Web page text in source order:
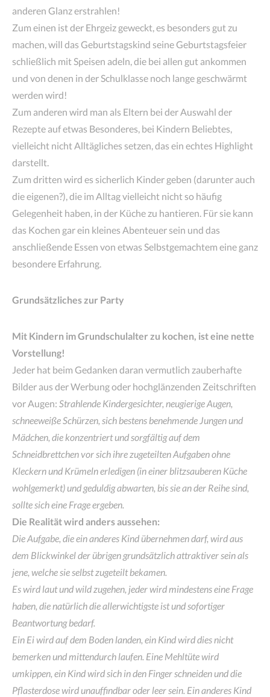
anderen Glanz erstrahlen!
Zum einen ist der Ehrgeiz geweckt, es besonders gut zu
machen, will das Geburtstagskind seine Geburtstagsfeier
schließlich mit Speisen adeln, die bei allen gut ankommen
und von denen in der Schulklasse noch lange geschwärmt
werden wird!
Zum anderen wird man als Eltern bei der Auswahl der
Rezepte auf etwas Besonderes, bei Kindern Beliebtes,
vielleicht nicht Alltägliches setzen, das ein echtes Highlight
darstellt.
Zum dritten wird es sicherlich Kinder geben (darunter auch
die eigenen?), die im Alltag vielleicht nicht so häufig
Gelegenheit haben, in der Küche zu hantieren. Für sie kann
das Kochen gar ein kleines Abenteuer sein und das
anschließende Essen von etwas Selbstgemachtem eine ganz
besondere Erfahrung.
Grundsätzliches zur Party
Mit Kindern im Grundschulalter zu kochen, ist eine nette
Vorstellung!
Jeder hat beim Gedanken daran vermutlich zauberhafte
Bilder aus der Werbung oder hochglänzenden Zeitschriften
vor Augen: Strahlende Kindergesichter, neugierige Augen,
schneeweiße Schürzen, sich bestens benehmende Jungen und
Mädchen, die konzentriert und sorgfältig auf dem
Schneidbrettchen vor sich ihre zugeteilten Aufgaben ohne
Kleckern und Krümeln erledigen (in einer blitzsauberen Küche
wohlgemerkt) und geduldig abwarten, bis sie an der Reihe sind,
sollte sich eine Frage ergeben.
Die Realität wird anders aussehen:
Die Aufgabe, die ein anderes Kind übernehmen darf, wird aus
dem Blickwinkel der übrigen grundsätzlich attraktiver sein als
jene, welche sie selbst zugeteilt bekamen.
Es wird laut und wild zugehen, jeder wird mindestens eine Frage
haben, die natürlich die allerwichtigste ist und sofortiger
Beantwortung bedarf.
Ein Ei wird auf dem Boden landen, ein Kind wird dies nicht
bemerken und mittendurch laufen. Eine Mehltüte wird
umkippen, ein Kind wird sich in den Finger schneiden und die
Pflasterdose wird unauffindbar oder leer sein. Ein anderes Kind